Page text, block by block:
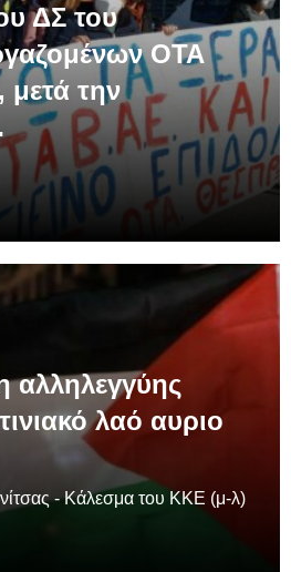
ΔΣ του
ΟΤΑ
την
αλληλεγγύης
λαό αυριο
- Κάλεσμα του ΚΚΕ (μ-λ)